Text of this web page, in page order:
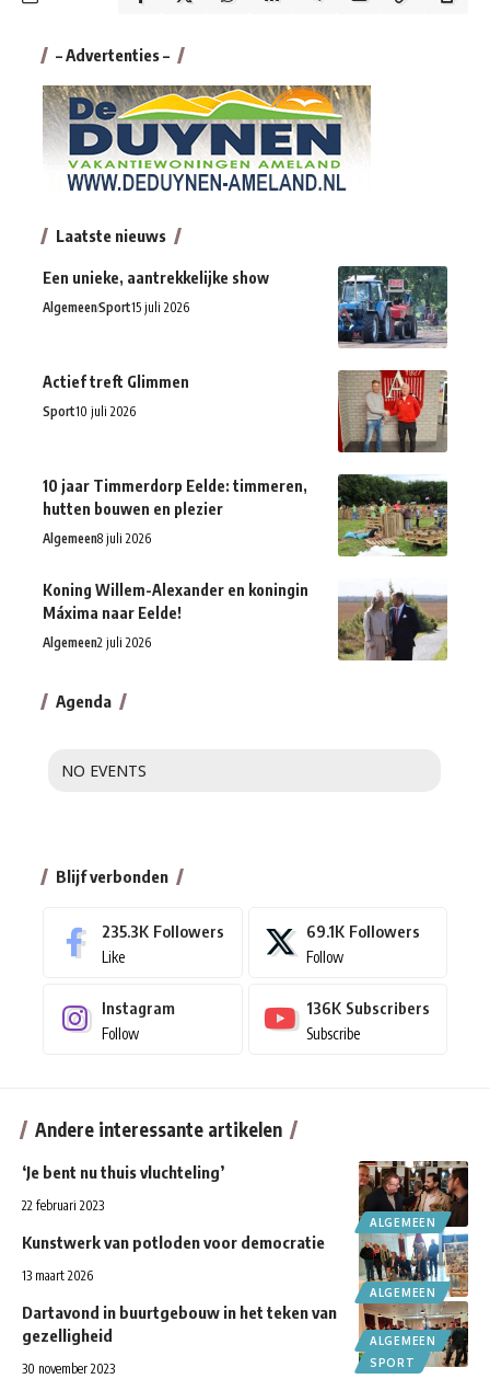
– Advertenties –
Laatste nieuws
Een unieke, aantrekkelijke show
AlgemeenSport15 juli 2026
Actief treft Glimmen
Sport10 juli 2026
10 jaar Timmerdorp Eelde: timmeren,
hutten bouwen en plezier
Algemeen8 juli 2026
Koning Willem-Alexander en koningin
Máxima naar Eelde!
Algemeen2 juli 2026
Agenda
NO EVENTS
Blijf verbonden
235.3K Followers
Like
69.1K Followers
Follow
Instagram
Follow
136K Subscribers
Subscribe
Andere interessante artikelen
ALGEMEEN
‘Je bent nu thuis vluchteling’
22 februari 2023
ALGEMEEN
Kunstwerk van potloden voor democratie
13 maart 2026
ALGEMEEN
SPORT
Dartavond in buurtgebouw in het teken van
gezelligheid
30 november 2023